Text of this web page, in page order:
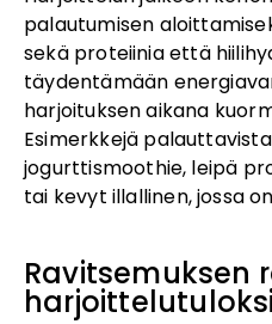
palautumisen
sekä proteiinia että
täydentämään
harjoituksen aikana
Esimerkkejä
jogurttismoothie, leipä
tai kevyt illallinen, jossa
Ravitsemuksen